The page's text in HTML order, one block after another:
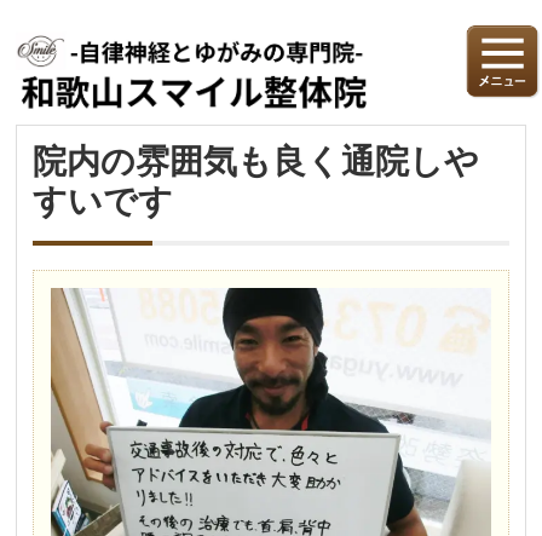
院内の雰囲気も良く通院しや
すいです